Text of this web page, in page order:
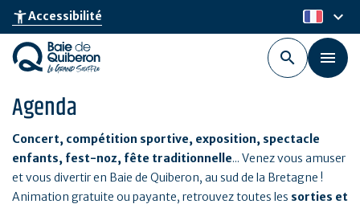
Aller
au
contenu
principal
accessibility_newAccessibilité fr
keyboard_arrow_down
Agenda
Concert, compétition sportive, exposition, spectacle
enfants, fest-noz, fête traditionnelle... Venez vous amuser
et vous divertir en Baie de Quiberon, au sud de la Bretagne !
Animation gratuite ou payante, retrouvez toutes les sorties et